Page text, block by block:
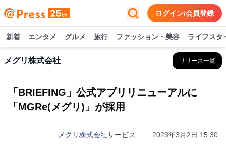
ログイン/会員登録
新着 エンタメ グルメ 旅行 ファッション・美容 ライフスタ
メグリ株式会社 リリース一覧
「BRIEFING」公式アプリリニューアルに
「MGRe(メグリ)」が採用
メグリ株式会社サービス 2023年3月2日 15:30